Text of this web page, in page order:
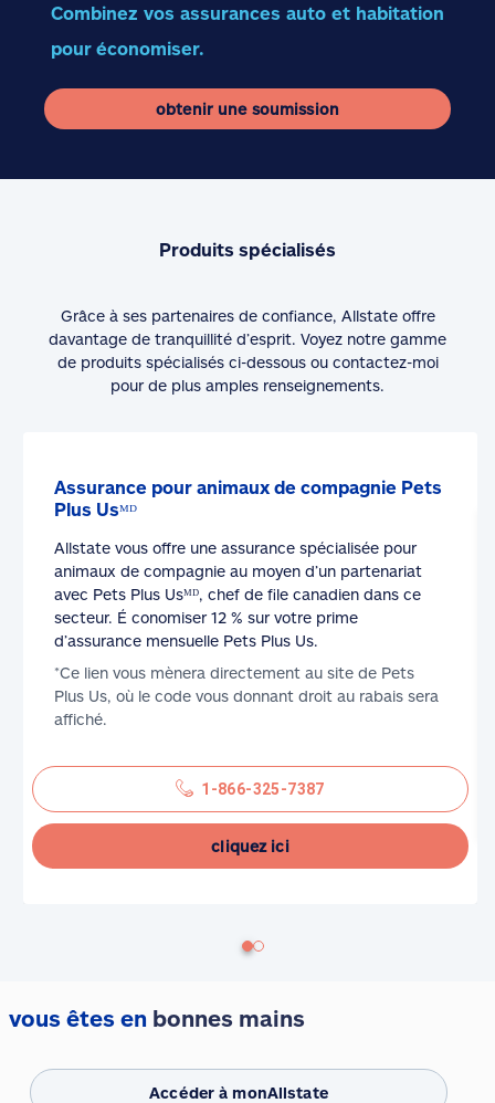
Combinez vos assurances auto et habitation
pour économiser.
obtenir une soumission
Produits spécialisés
Grâce à ses partenaires de confiance, Allstate offre
davantage de tranquillité d’esprit. Voyez notre gamme
de produits spécialisés ci-dessous ou contactez-moi
pour de plus amples renseignements.
Assurance pour animaux de compagnie Pets
Plus Usᴹᴰ
Allstate vous offre une assurance spécialisée pour
animaux de compagnie au moyen d’un partenariat
avec Pets Plus Usᴹᴰ, chef de file canadien dans ce
secteur. É conomiser 12 % sur votre prime
d’assurance mensuelle Pets Plus Us.
*Ce lien vous mènera directement au site de Pets
Plus Us, où le code vous donnant droit au rabais sera
affiché.
1-866-325-7387
cliquez ici
vous êtes en bonnes mains
Accéder à monAllstate